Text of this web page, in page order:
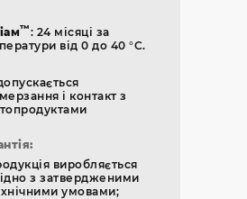
™: 24 місяці за
від 0 до 40 °C.
і контакт з
:
виробляється
з затвердженими
умовами;